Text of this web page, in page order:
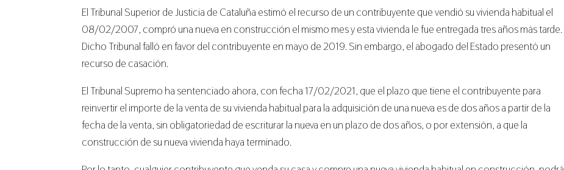
El Tribunal Superior de Justicia de Cataluña estimó el recurso de un contribuyente que vendió su vivienda habitual el
08/02/2007, compró una nueva en construcción el mismo mes y esta vivienda le fue entregada tres años más tarde.
Dicho Tribunal falló en favor del contribuyente en mayo de 2019. Sin embargo, el abogado del Estado presentó un
recurso de casación.
El Tribunal Supremo ha sentenciado ahora, con fecha 17/02/2021, que el plazo que tiene el contribuyente para
reinvertir el importe de la venta de su vivienda habitual para la adquisición de una nueva es de dos años a partir de la
fecha de la venta, sin obligatoriedad de escriturar la nueva en un plazo de dos años, o por extensión, a que la
construcción de su nueva vivienda haya terminado.